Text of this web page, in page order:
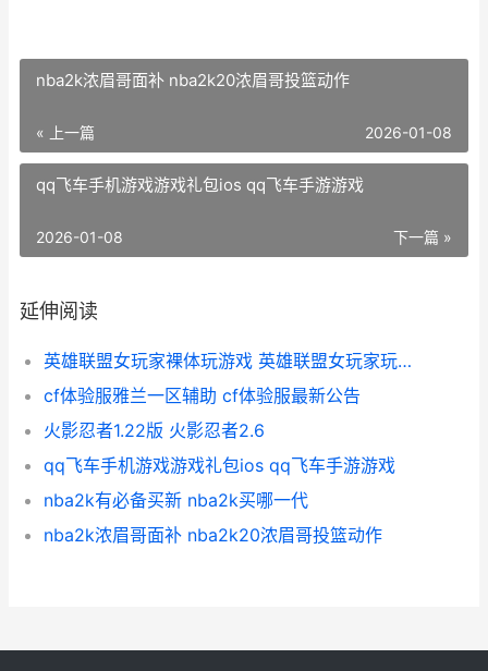
nba2k浓眉哥面补 nba2k20浓眉哥投篮动作
« 上一篇 2026-01-08
qq飞车手机游戏游戏礼包ios qq飞车手游游戏
下一篇 »
2026-01-08
延伸阅读
英雄联盟女玩家裸体玩游戏 英雄联盟女玩家玩的最多的英雄
cf体验服雅兰一区辅助 cf体验服最新公告
火影忍者1.22版 火影忍者2.6
qq飞车手机游戏游戏礼包ios qq飞车手游游戏
nba2k有必备买新 nba2k买哪一代
nba2k浓眉哥面补 nba2k20浓眉哥投篮动作